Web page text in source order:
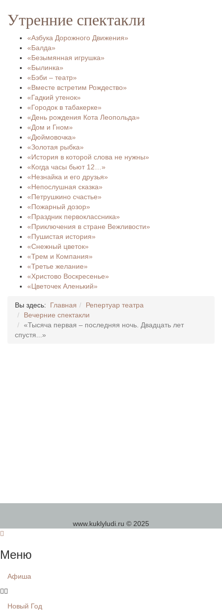
Утренние спектакли
«Азбука Дорожного Движения»
«Балда»
«Безымянная игрушка»
«Былинка»
«Бэби – театр»
«Вместе встретим Рождество»
«Гадкий утенок»
«Городок в табакерке»
«День рождения Кота Леопольда»
«Дом и Гном»
«Дюймовочка»
«Золотая рыбка»
«История в которой слова не нужны»
«Когда часы бьют 12…»
«Незнайка и его друзья»
«Непослушная сказка»
«Петрушкино счастье»
«Пожарный дозор»
«Праздник первоклассника»
«Приключения в стране Вежливости»
«Пушистая история»
«Снежный цветок»
«Трем и Компания»
«Третье желание»
«Христово Воскресенье»
«Цветочек Аленький»
Вы здесь: Главная
Репертуар театра
Вечерние спектакли
«Тысяча первая – последняя ночь. Двадцать лет
спустя...»
www.kuklyludi.ru © 2025
Меню
Афиша
Новый Год